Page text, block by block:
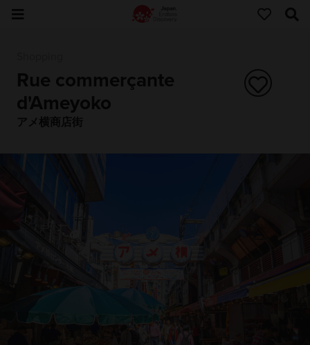
Rue commerçante
d'Ameyoko
アメ横商店街